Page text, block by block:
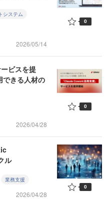
システム
2026/05/14
0
ビスを提
きる人材の
2026/04/28
0
ル
業務支援
2026/04/28
0